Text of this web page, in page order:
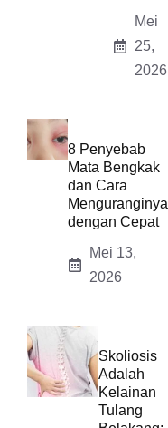
Mei
25,
2026
8 Penyebab
Mata Bengkak
dan Cara
Menguranginya
dengan Cepat
Mei 13,
2026
Skoliosis
Adalah
Kelainan
Tulang